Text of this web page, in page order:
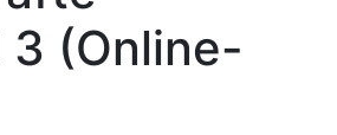
3 (Online-